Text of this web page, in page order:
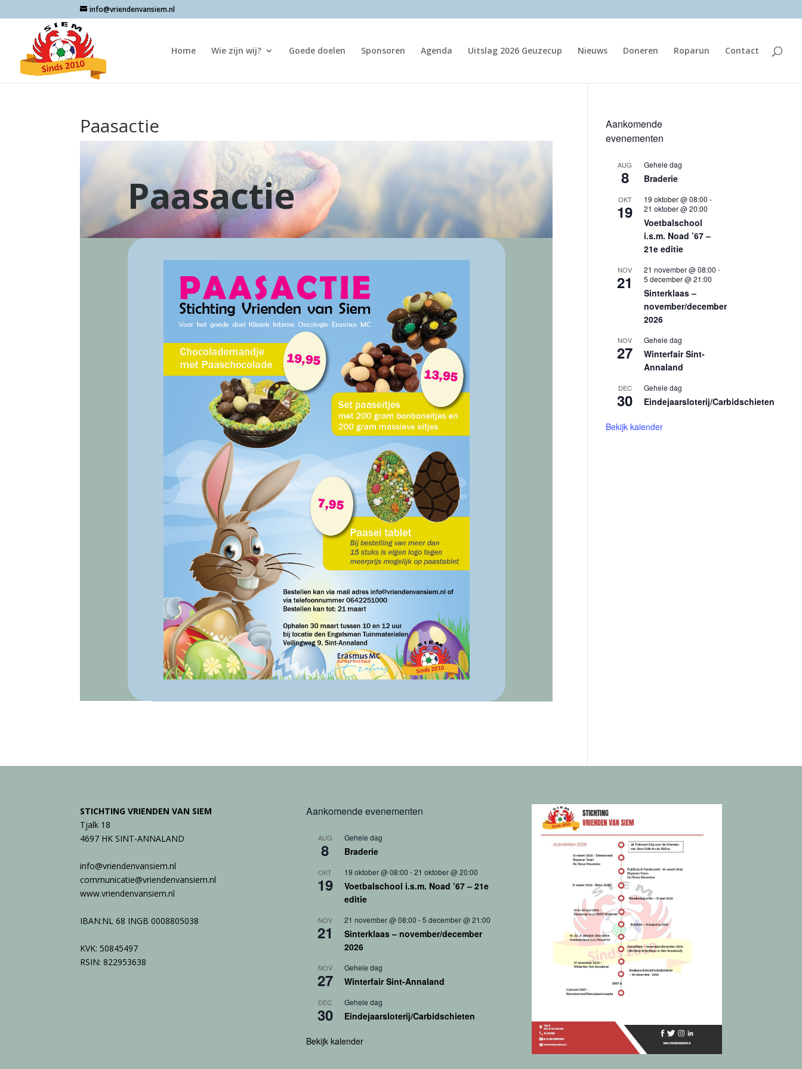
info@vriendenvansiem.nl
Home Wie zijn wij? Goede doelen Sponsoren Agenda Uitslag 2026 Geuzecup Nieuws Doneren Roparun Contact
Paasactie
Paasactie
Aankomende
evenementen
AUG
8
Gehele dag
Braderie
OKT
19
19 oktober @ 08:00 -
21 oktober @ 20:00
Voetbalschool
i.s.m. Noad ’67 –
21e editie
NOV
21
21 november @ 08:00 -
5 december @ 21:00
Sinterklaas –
november/december
2026
NOV
27
Gehele dag
Winterfair Sint-
Annaland
DEC
30
Gehele dag
Eindejaarsloterij/Carbidschieten
Bekijk kalender
STICHTING VRIENDEN VAN SIEM
Tjalk 18
4697 HK SINT-ANNALAND
info@vriendenvansiem.nl
communicatie@vriendenvansiem.nl
www.vriendenvansiem.nl
IBAN:NL 68 INGB 0008805038
KVK: 50845497
RSIN: 822953638
Aankomende evenementen
AUG
8
Gehele dag
Braderie
OKT
19
19 oktober @ 08:00 -21 oktober @ 20:00
Voetbalschool i.s.m. Noad ’67 – 21e
editie
NOV
21
21 november @ 08:00 -5 december @ 21:00
Sinterklaas – november/december
2026
NOV
27
Gehele dag
Winterfair Sint-Annaland
DEC
30
Gehele dag
Eindejaarsloterij/Carbidschieten
Bekijk kalender